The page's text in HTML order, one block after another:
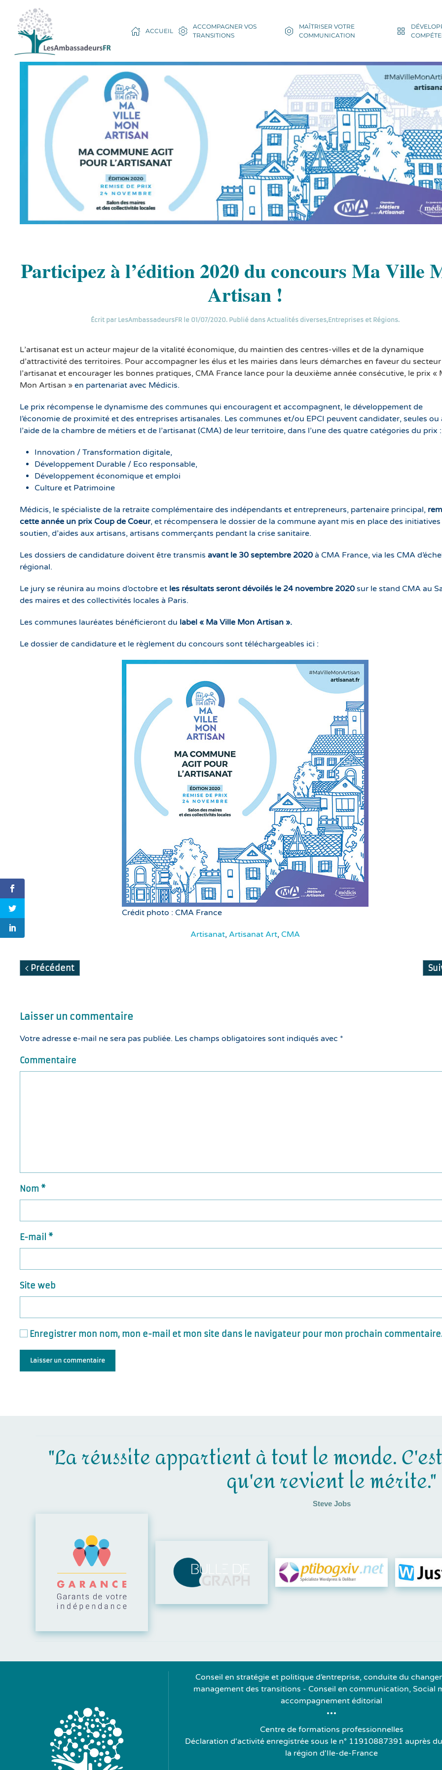
ACCUEIL
ACCOMPAGNER VOS
TRANSITIONS
MAÎTRISER VOTRE
COMMUNICATION
Participez à l’édition 2020 du concours Ma Ville
Artisan !
Écrit par LesAmbassadeursFRle 01/07/2020. Publié dans Actualités diverses,Entreprises et Régions.
L’artisanat est un acteur majeur de la vitalité économique, du maintien des centres-villes et de la dynamique
d’attractivité des territoires. Pour accompagner les élus et les mairies dans leurs démarches en faveur du
l’artisanat et encourager les bonnes pratiques, CMA France lance pour la deuxième année consécutive, le prix «
Mon Artisan » en partenariat avec Médicis.
Le prix récompense le dynamisme des communes qui encouragent et accompagnent, le développement de
l’économie de proximité et des entreprises artisanales. Les communes et/ou EPCI peuvent candidater, seules ou
l’aide de la chambre de métiers et de l’artisanat (CMA) de leur territoire, dans l’une des quatre catégories du prix :
Innovation / Transformation digitale,
Développement Durable / Eco responsable,
Développement économique et emploi
Culture et Patrimoine
Médicis, le spécialiste de la retraite complémentaire des indépendants et entrepreneurs, partenaire principal,
cette année un prix Coup de Coeur, et récompensera le dossier de la commune ayant mis en place des
soutien, d’aides aux artisans, artisans commerçants pendant la crise sanitaire.
Les dossiers de candidature doivent être transmis avant le 30 septembre 2020 à CMA France, via les CMA
régional.
Le jury se réunira au moins d’octobre et les résultats seront dévoilés le 24 novembre 2020 sur le stand CMA au
des maires et des collectivités locales à Paris.
Les communes lauréates bénéficieront du label « Ma Ville Mon Artisan ».
Le dossier de candidature et le règlement du concours sont téléchargeables ici :
Crédit photo : CMA France
Artisanat, Artisanat Art, CMA
Précédent
Laisser un commentaire
Votre adresse e-mail ne sera pas publiée. Les champs obligatoires sont indiqués avec *
Commentaire
Nom *
E-mail *
Site web
Enregistrer mon nom, mon e-mail et mon site dans le navigateur pour mon prochain
Laisser un commentaire
"La réussite appartient à tout le monde.
qu'en revient le mérite."
Steve Jobs
Visiter leur site Visiter leur site
Conseil en stratégie et politique d’entreprise, conduite du
management des transitions - Conseil en communication, Social
accompagnement éditorial
Centre de formations professionnelles
Déclaration d'activité enregistrée sous le n° 11910887391 auprès
la région d'Ile-de-France